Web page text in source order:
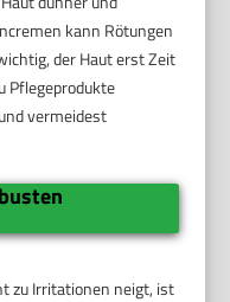
kann Rötungen
der Haut erst Zeit
Pflegeprodukte
vermeidest
zu Irritationen neigt, ist